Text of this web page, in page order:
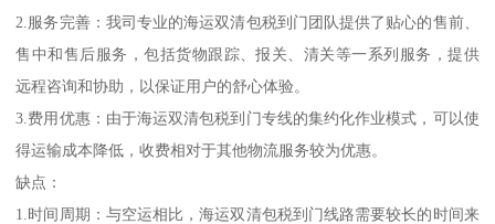
2.服务完善：我司专业的海运双清包税到门团队提供了贴心的售前、
售中和售后服务，包括货物跟踪、报关、清关等一系列服务，提供
远程咨询和协助，以保证用户的舒心体验。
3.费用优惠：由于海运双清包税到门专线的集约化作业模式，可以使
得运输成本降低，收费相对于其他物流服务较为优惠。
缺点：
1.时间周期：与空运相比，海运双清包税到门线路需要较长的时间来